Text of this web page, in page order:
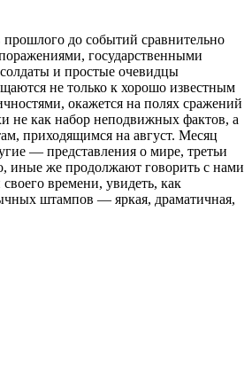
до событий сравнительно
государственными
и простые очевидцы
не только к хорошо известным
окажется на полях сражений
не как набор неподвижных фактов, а
приходящимся на август. Месяц
— представления о мире, третьи
иные же продолжают говорить с нами
времени, увидеть, как
штампов — яркая, драматичная,